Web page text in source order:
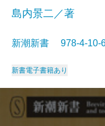
島内景二／著
新潮新書 978-4-
新書電子書籍あり